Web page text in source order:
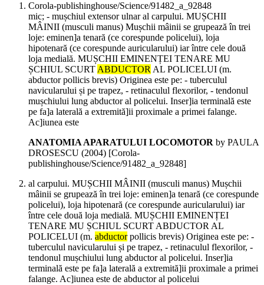
Corola-publishinghouse/Science/91482_a_92848
mic; - mușchiul extensor ulnar al carpului. MUȘCHII
MÂINII (musculi manus) Mușchii mâinii se grupează în trei
loje: eminen]a tenară (ce corespunde policelui), loja
hipotenară (ce corespunde auricularului) iar între cele două
loja medială. MUȘCHII EMINENȚEI TENARE MU
ȘCHIUL SCURTABDUCTORAL POLICELUI (m.
abductor pollicis brevis) Originea este pe: - tuberculul
navicularului și pe trapez, - retinaculul flexorilor, - tendonul
mușchiului lung abductor al policelui. Inser]ia terminală este
pe fa]a laterală a extremită]ii proximale a primei falange.
Ac]iunea este
ANATOMIA APARATULUI LOCOMOTOR by PAULA
DROSESCU (2004) [Corola-
publishinghouse/Science/91482_a_92848]
al carpului. MUȘCHII MÂINII (musculi manus) Mușchii
mâinii se grupează în trei loje: eminen]a tenară (ce corespunde
policelui), loja hipotenară (ce corespunde auricularului) iar
între cele două loja medială. MUȘCHII EMINENȚEI
TENARE MU ȘCHIUL SCURT ABDUCTOR AL
POLICELUI (m. abductorpollicis brevis) Originea este pe: -
tuberculul navicularului și pe trapez, - retinaculul flexorilor, -
tendonul mușchiului lung abductor al policelui. Inser]ia
terminală este pe fa]a laterală a extremită]ii proximale a primei
falange. Ac]iunea este de abductor al policelui